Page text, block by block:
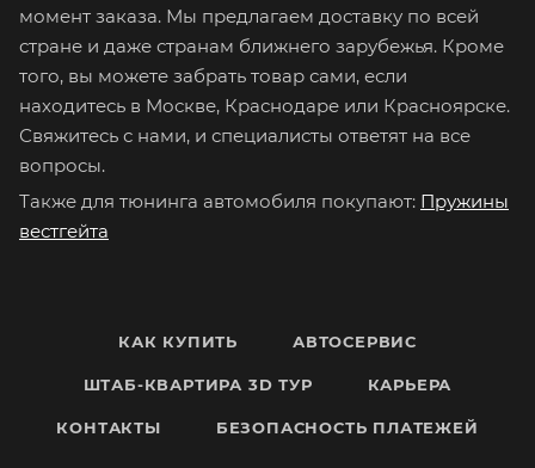
момент заказа. Мы предлагаем доставку по всей
стране и даже странам ближнего зарубежья. Кроме
того, вы можете забрать товар сами, если
находитесь в Москве, Краснодаре или Красноярске.
Свяжитесь с нами, и специалисты ответят на все
вопросы.
Также для тюнинга автомобиля покупают: Пружины
вестгейта
КАК КУПИТЬ АВТОСЕРВИС
ШТАБ-КВАРТИРА 3D ТУР КАРЬЕРА
КОНТАКТЫ БЕЗОПАСНОСТЬ ПЛАТЕЖЕЙ